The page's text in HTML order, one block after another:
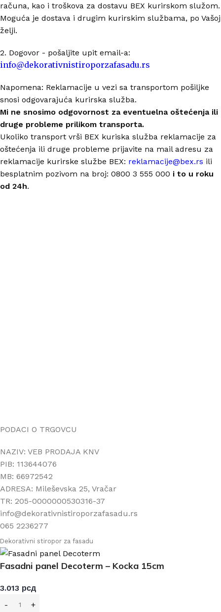
računa, kao i troškova za dostavu BEX kurirskom služom.
Moguća je dostava i drugim kurirskim službama, po Vašoj
želji.
2. Dogovor - pošaljite upit email-a:
info@dekorativnistiroporzafasadu.rs
Napomena: Reklamacije u vezi sa transportom pošiljke
snosi odgovarajuća kurirska služba.
Mi ne snosimo odgovornost za eventuelna oštećenja ili
druge probleme prilikom transporta.
Ukoliko transport vrši BEX kuriska služba reklamacije za
oštećenja ili druge probleme prijavite na mail adresu za
reklamacije kurirske službe BEX: reklamacije@bex.rs ili
besplatnim pozivom na broj: 0800 3 555 000 i to u roku
od 24h.
PODACI O TRGOVCU
NAZIV: VEB PRODAJA KNV
PIB: 113644076
MB: 66972542
ADRESA: Mileševska 25, Vračar
TR: 205-0000000530316-37
info@dekorativnistiroporzafasadu.rs
065 2236277
Dekorativni stiropor za fasadu
Fasadni panel Decoterm – Kocka 15cm
3.013 рсд